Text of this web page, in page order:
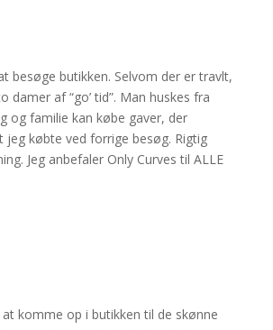
besøge butikken. Selvom der er travlt,
damer af “go’ tid”. Man huskes fra
og familie kan købe gaver, der
jeg købte ved forrige besøg. Rigtig
Jeg anbefaler Only Curves til ALLE
at komme op i butikken til de skønne